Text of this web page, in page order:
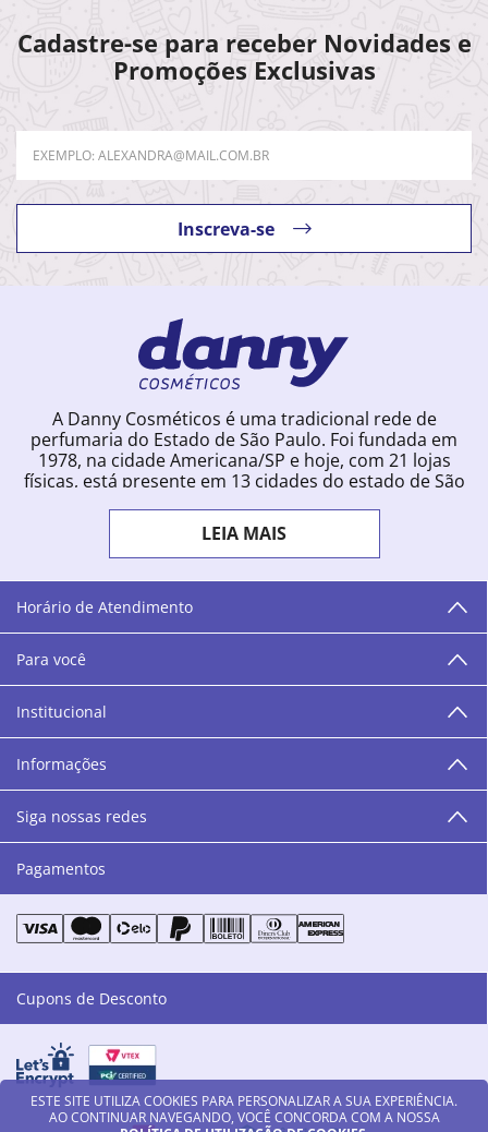
ESTE SITE UTILIZA COOKIES PARA PERSONALIZAR A SUA EXPERIÊNCIA.
AO CONTINUAR NAVEGANDO, VOCÊ CONCORDA COM A NOSSA
Cadastre-se para receber Novidades e
Promoções Exclusivas
Inscreva-se
A Danny Cosméticos é uma tradicional rede de
perfumaria do Estado de São Paulo. Foi fundada em
1978, na cidade Americana/SP e hoje, com 21 lojas
físicas, está presente em 13 cidades do estado de São
começou a vender para todo o território brasileiro.
Com uma infinidade de marcas e a filosofia de vender
produtos que vão do popular ao luxo, a Danny
Cosméticos mantém parceria com aproximadamente
300 grandes fornecedores e lançamentos diários na
área de beleza. São 12 centros técnicos que oferecem
programação semanal de cursos e encontros.
“O varejo corre nas nossas veias como nossos valores
humanos, éticos e morais. E que o branco e o azul anil,
as cores da Danny Cosméticos, possam continuar
transmitindo paz e harmonia para todos vocês!”
LEIA MAIS
Horário de Atendimento
Para você
Institucional
Informações
Siga nossas redes
Pagamentos
Cupons de Desconto